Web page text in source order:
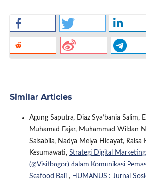
Similar Articles
Agung Saputra, Diaz Sya’bania Salim,
Muhamad Fajar, Muhammad Wildan
Salsabila, Nadya Melya Hidayat, Raisa
Kesumawati, Strategi Digital
(@Visitbogor) dalam Komunikasi
Seafood Bali , HUMANUS : Jurnal